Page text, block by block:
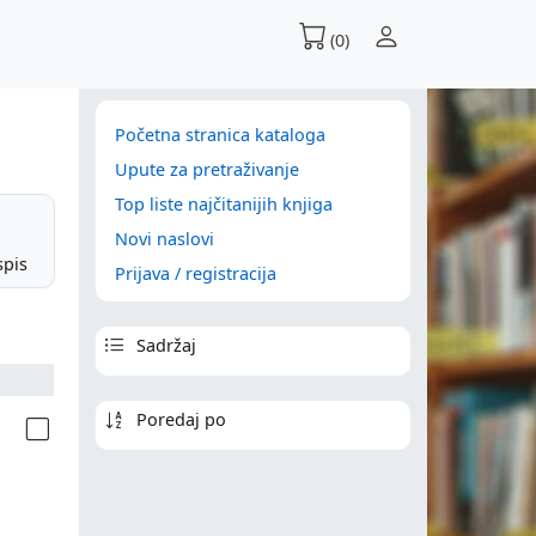
(0)
Početna stranica kataloga
Upute za pretraživanje
Top liste najčitanijih knjiga
Novi naslovi
Prijava / registracija
Sadržaj
Poredaj po